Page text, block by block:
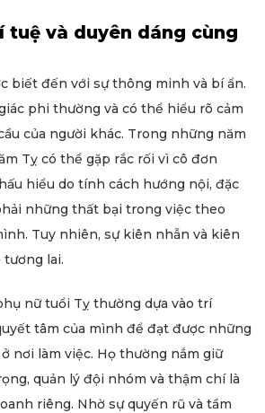
tuệ và duyên dáng cùng
biết đến với sự thông minh và bí ẩn.
phi thường và có thể hiểu rõ cảm
của người khác. Trong những năm
Tỵ có thể gặp rắc rối vì cô đơn
hiểu do tính cách hướng nội, đặc
những thất bại trong việc theo
Tuy nhiên, sự kiên nhẫn và kiên
lai.
nữ tuổi Tỵ thường dựa vào trí
tâm của mình để đạt được những
nơi làm việc. Họ thường nắm giữ
quản lý đội nhóm và thậm chí là
riêng. Nhờ sự quyến rũ và tầm